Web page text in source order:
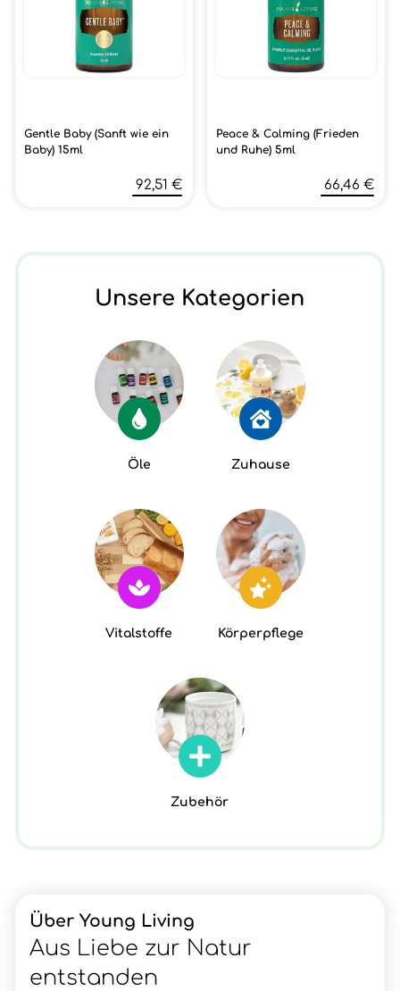
Gentle Baby (Sanft wie ein
Baby) 15ml
92,51 €
Peace & Calming (Frieden
und Ruhe) 5ml
66,46 €
Unsere Kategorien
Öle Zuhause
Vitalstoffe Körperpflege
Zubehör
Über Young Living
Aus Liebe zur Natur
entstanden